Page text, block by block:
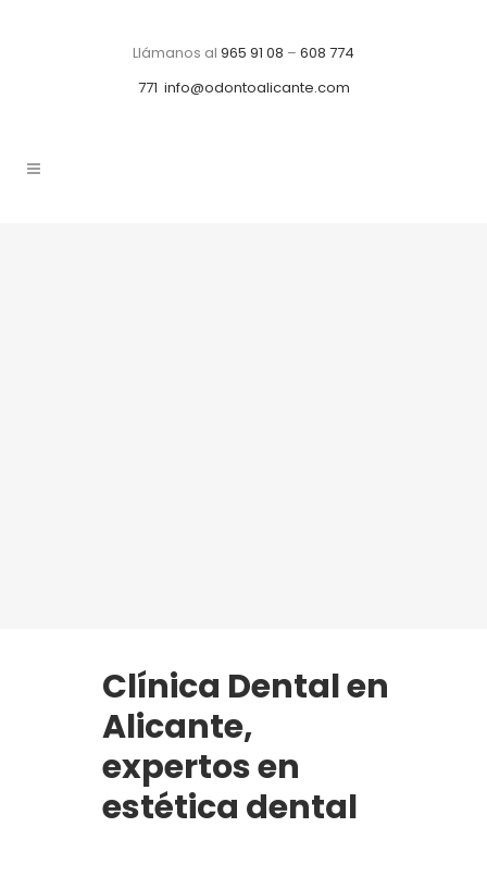
Llámanos al 965 91 08 – 608 774
771 info@odontoalicante.com
Clínica Dental en
Alicante,
expertos en
estética dental